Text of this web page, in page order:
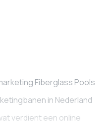
Fiberglass Pools
in Nederland
verdient een online